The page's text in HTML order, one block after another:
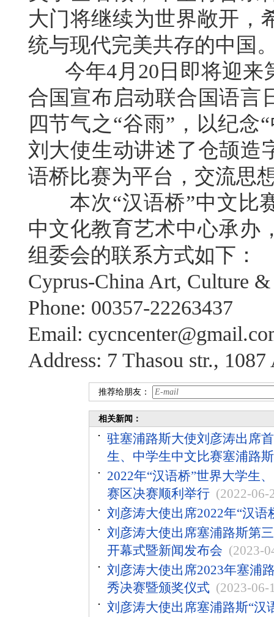
大门将继续为世界敞开，
统与现代完美共存的中国
今年4月20日即将迎来
合国宣布启动联合国语言
四节气之“谷雨”，以纪念
刘大使生动讲述了仓颉造
语桥比赛为平台，交流思
本次“汉语桥”中文比
中文化教育艺术中心承办
组委会的联系方式如下：
Cyprus-China Art, Culture
Phone: 00357-22263437
Email:
Address: 7 Thasou str.,
推荐给朋友：
相关新闻：
驻塞浦路斯大使刘彦涛出席
生、中学生中文比赛塞浦路
2022年“汉语桥”世界大学生
赛区决赛顺利举行 (2022-06-
刘彦涛大使出席2022年“汉语
刘彦涛大使出席塞浦路斯第
开幕式暨新闻发布会 (2023-
刘彦涛大使出席2023年塞浦
秀决赛暨颁奖仪式 (2023-06-
刘彦涛大使出席塞浦路斯“汉